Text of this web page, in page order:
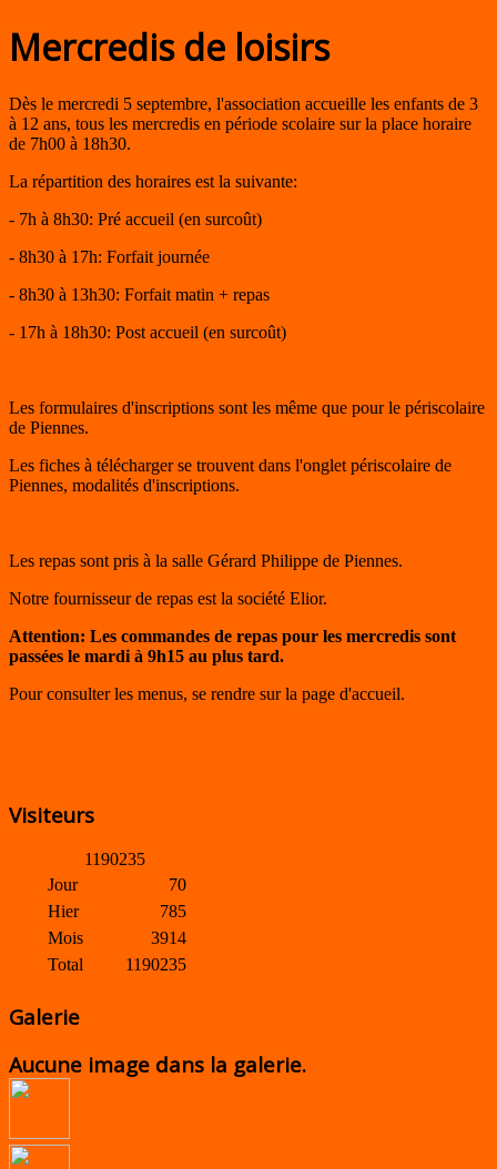
Mercredis de loisirs
Dès le mercredi 5 septembre, l'association accueille les enfants de 3
à 12 ans, tous les mercredis en période scolaire sur la place horaire
de 7h00 à 18h30.
La répartition des horaires est la suivante:
- 7h à 8h30: Pré accueil (en surcoût)
- 8h30 à 17h: Forfait journée
- 8h30 à 13h30: Forfait matin + repas
- 17h à 18h30: Post accueil (en surcoût)
Les formulaires d'inscriptions sont les même que pour le périscolaire
de Piennes.
Les fiches à télécharger se trouvent dans l'onglet périscolaire de
Piennes, modalités d'inscriptions.
Les repas sont pris à la salle Gérard Philippe de Piennes.
Notre fournisseur de repas est la société Elior.
Attention: Les commandes de repas pour les mercredis sont
passées le mardi à 9h15 au plus tard.
Pour consulter les menus, se rendre sur la page d'accueil.
Visiteurs
1190235
Jour
Hier
Mois
Total
70
785
3914
1190235
Galerie
Aucune image dans la galerie.